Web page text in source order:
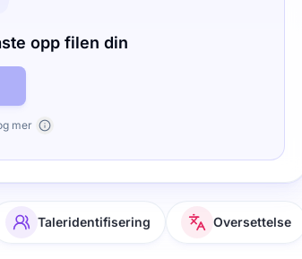
opp filen din
mer
Taleridentifisering Oversettelse